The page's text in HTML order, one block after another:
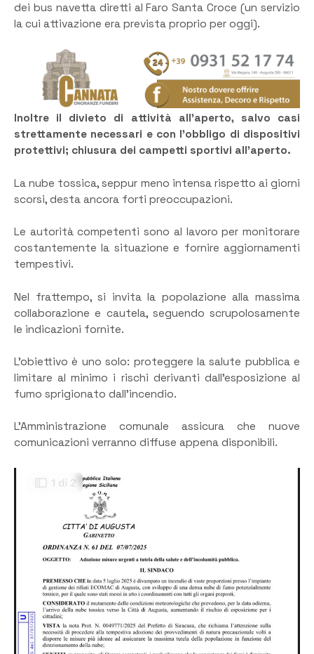
dei bus navetta diretti al Faro Santa Croce (un servizio
la cui attivazione era prevista proprio per oggi).
Inoltre il divieto di attività all’aperto, salvo casi
strettamente necessari e con l’obbligo di dispositivi
protettivi; chiusura dei campetti sportivi all’aperto.
La nube tossica, seppur meno intensa rispetto ai giorni
scorsi, desta ancora forti preoccupazioni.
Le autorità competenti sono al lavoro per monitorare
costantemente la situazione e fornire aggiornamenti
tempestivi.
Nel frattempo, si invita la popolazione alla massima
collaborazione e cautela, seguendo scrupolosamente
le indicazioni fornite.
L’obiettivo è uno solo: proteggere la salute pubblica e
limitare al minimo i rischi derivanti dall’esposizione al
fumo sprigionato dall’incendio.
L’Amministrazione comunale assicura che nuove
comunicazioni verranno diffuse appena disponibili.